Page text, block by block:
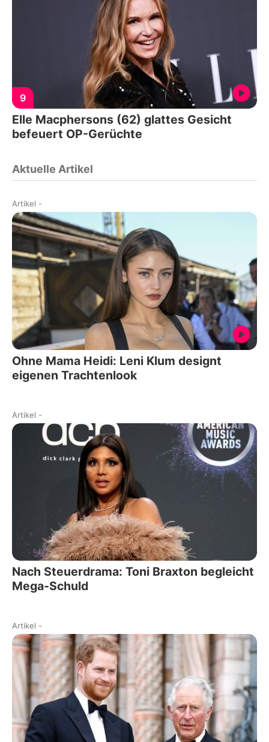
9
Elle Macphersons (62) glattes Gesicht
befeuert OP-Gerüchte
Aktuelle Artikel
Artikel -
Ohne Mama Heidi: Leni Klum designt
eigenen Trachtenlook
Artikel -
Nach Steuerdrama: Toni Braxton begleicht
Mega-Schuld
Artikel -